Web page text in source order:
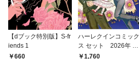
【dブック特別版】S-fr
iends 1
660
ハーレクインコミック
ス セット 2026年 vo
l.930
1,760